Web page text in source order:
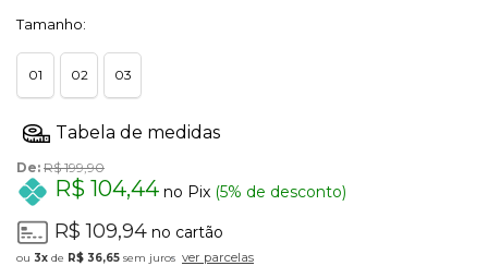
Tamanho:
01 02 03
De: R$ 199,90
R$ 104,44 no Pix (5% de desconto)
R$ 109,94 no cartão
3x de R$ 36,65 sem juros ver parcelas